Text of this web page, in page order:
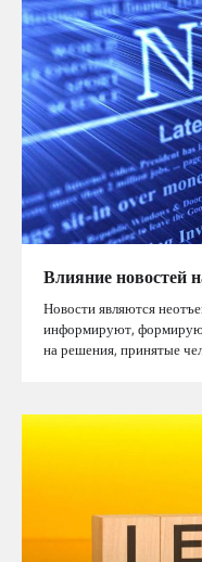
Влияние новостей
Новости являются
информируют,
на решения, принятые